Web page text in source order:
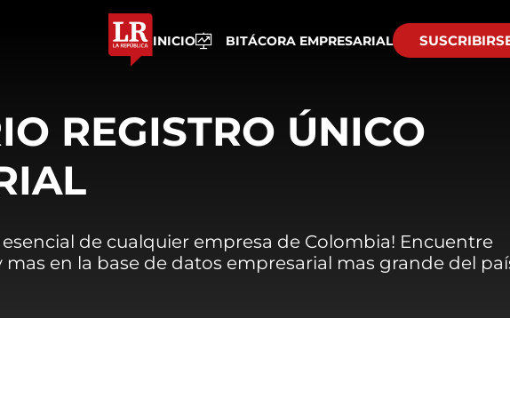
INICIO BITÁCORA EMPRESARIAL
REGISTRO ÚNICO
de cualquier empresa de Colombia! Encuentre
mas en la base de datos empresarial mas grande del